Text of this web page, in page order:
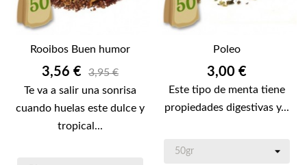
Rooibos Buen humor
Precio
3,56 €
3,95 €
Te va a salir una sonrisa
cuando huelas este dulce y
tropical...
Poleo
Precio
3,00 €
Este tipo de menta tiene
propiedades digestivas y...